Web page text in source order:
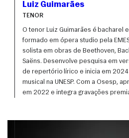
Luiz Guimarães
TENOR
O tenor Luiz Guimarães é bacharel
formado em ópera studio pela
solista em obras de Beethoven,
Saëns. Desenvolve pesquisa em
de repertório lírico e inicia em
musical na UNESP. Com a Osesp,
em 2022 e integra gravações